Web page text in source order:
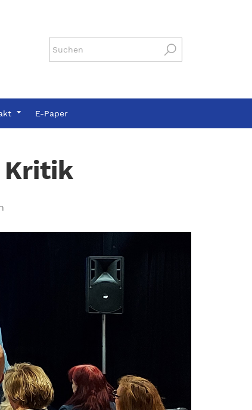
E-Paper
Kritik